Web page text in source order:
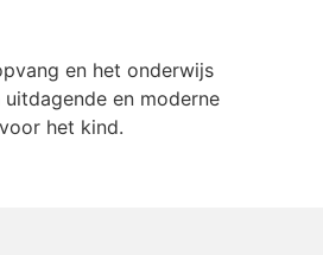
en het onderwijs
en moderne
het kind.